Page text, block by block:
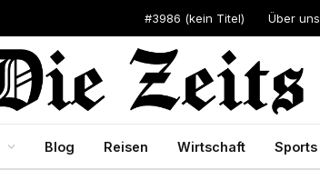
#3986 (kein Titel) Über uns
Blog Reisen Wirtschaft Sports